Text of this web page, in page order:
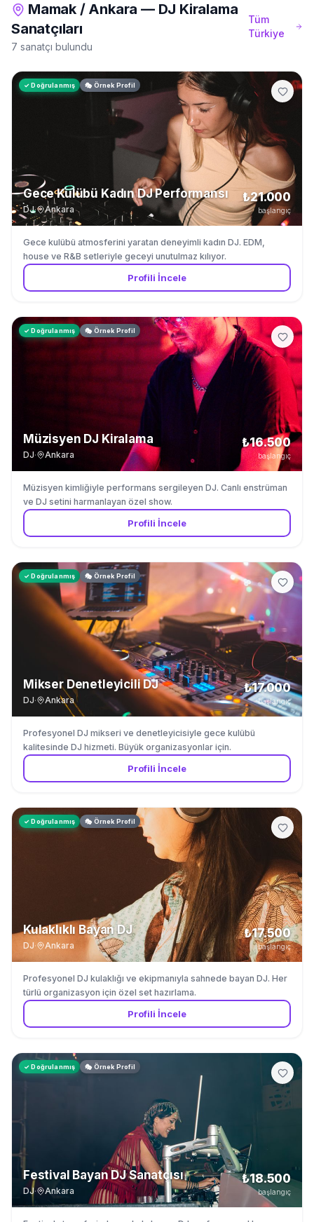
Mamak / Ankara — DJ Kiralama
Sanatçıları
7 sanatçı bulundu
Tüm
Türkiye
✓ Doğrulanmış 🎭 Örnek Profil
Gece Kulübü Kadın DJ Performansı
DJ· Ankara
₺21.000
başlangıç
Gece kulübü atmosferini yaratan deneyimli kadın DJ. EDM,
house ve R&B setleriyle geceyi unutulmaz kılıyor.
Profili İncele
✓ Doğrulanmış 🎭 Örnek Profil
Müzisyen DJ Kiralama
DJ· Ankara
₺16.500
başlangıç
Müzisyen kimliğiyle performans sergileyen DJ. Canlı enstrüman
ve DJ setini harmanlayan özel show.
Profili İncele
✓ Doğrulanmış 🎭 Örnek Profil
Mikser Denetleyicili DJ
DJ· Ankara
₺17.000
başlangıç
Profesyonel DJ mikseri ve denetleyicisiyle gece kulübü
kalitesinde DJ hizmeti. Büyük organizasyonlar için.
Profili İncele
✓ Doğrulanmış 🎭 Örnek Profil
Kulaklıklı Bayan DJ
DJ· Ankara
₺17.500
başlangıç
Profesyonel DJ kulaklığı ve ekipmanıyla sahnede bayan DJ. Her
türlü organizasyon için özel set hazırlama.
Profili İncele
✓ Doğrulanmış 🎭 Örnek Profil
Festival Bayan DJ Sanatçısı
DJ· Ankara
₺18.500
başlangıç